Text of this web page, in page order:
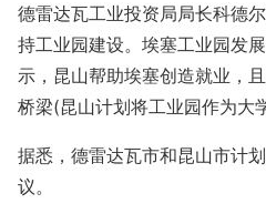
德雷达瓦工业投资局局长科德
持工业园建设。埃塞工业园发
示，昆山帮助埃塞创造就业，
桥梁(昆山计划将工业园作为大
据悉，德雷达瓦市和昆山市计
议。